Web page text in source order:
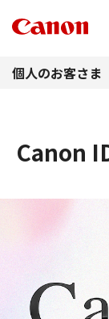
個人のお客さま
Canon